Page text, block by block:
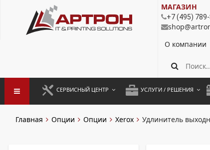
МАГАЗИН
+7 (495)
О компании
СЕРВИСНЫЙ ЦЕНТР УСЛУГИ / РЕШЕНИЯ
Главная Опции Опции Xerox Удлинитель